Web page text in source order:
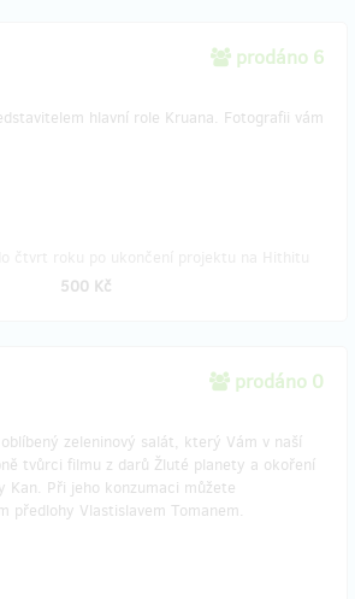
prodáno 6
hlavní role Kruana. Fotografii vám
500 Kč
prodáno 0
zeleninový salát, který Vám v naší
tvůrci filmu z darů Žluté planety a okoření
Kan. Při jeho konzumaci můžete
předlohy Vlastislavem Tomanem.